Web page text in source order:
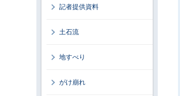
記者提供資料
土石流
地すべり
がけ崩れ